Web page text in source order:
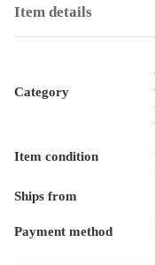
Item details
Category
Item condition
Ships from
Payment method